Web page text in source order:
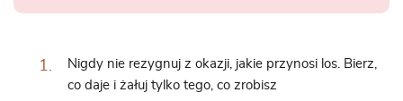
Nigdy nie rezygnuj z okazji, jakie przynosi los. Bierz,
co daje i żałuj tylko tego, co zrobisz